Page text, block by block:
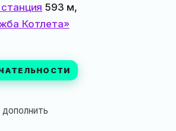
593 м,
Котлета»